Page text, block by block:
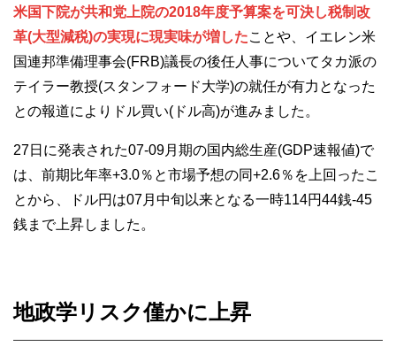
米国下院が共和党上院の2018年度予算案を可決し税制改
革(大型減税)の実現に現実味が増したことや、イエレン米
国連邦準備理事会(FRB)議長の後任人事についてタカ派の
テイラー教授(スタンフォード大学)の就任が有力となった
との報道によりドル買い(ドル高)が進みました。
27日に発表された07-09月期の国内総生産(GDP速報値)で
は、前期比年率+3.0％と市場予想の同+2.6％を上回ったこ
とから、ドル円は07月中旬以来となる一時114円44銭-45
銭まで上昇しました。
地政学リスク僅かに上昇